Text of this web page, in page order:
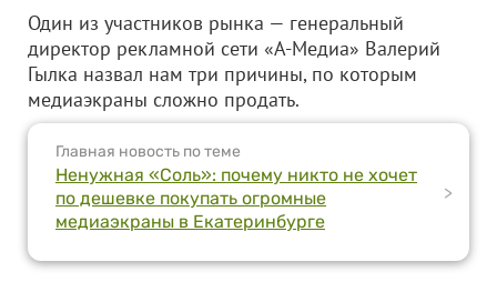
Один из участников рынка — генеральный
директор рекламной сети «А-Медиа» Валерий
Гылка назвал нам три причины, по которым
медиаэкраны сложно продать.
Главная новость по теме
Ненужная «Соль»: почему никто не хочет
по дешевке покупать огромные
медиаэкраны в Екатеринбурге
>